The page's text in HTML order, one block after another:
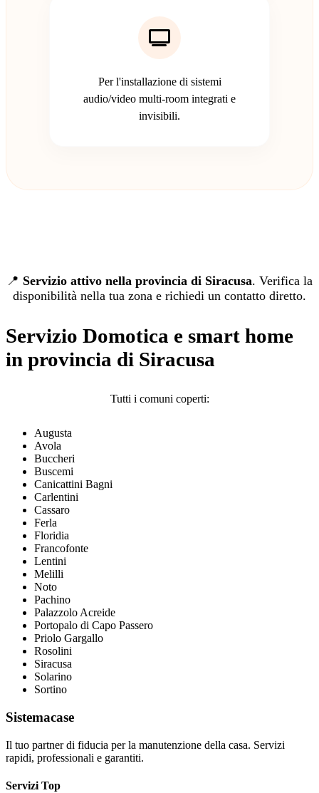
Per l'installazione di sistemi
audio/video multi-room integrati e
invisibili.
📍 Servizio attivo nella provincia di Siracusa. Verifica la
disponibilità nella tua zona e richiedi un contatto diretto.
Servizio Domotica e smart home
in provincia di Siracusa
Tutti i comuni coperti:
Augusta
Avola
Buccheri
Buscemi
Canicattini Bagni
Carlentini
Cassaro
Ferla
Floridia
Francofonte
Lentini
Melilli
Noto
Pachino
Palazzolo Acreide
Portopalo di Capo Passero
Priolo Gargallo
Rosolini
Siracusa
Solarino
Sortino
Sistemacase
Il tuo partner di fiducia per la manutenzione della casa. Servizi
rapidi, professionali e garantiti.
Servizi Top